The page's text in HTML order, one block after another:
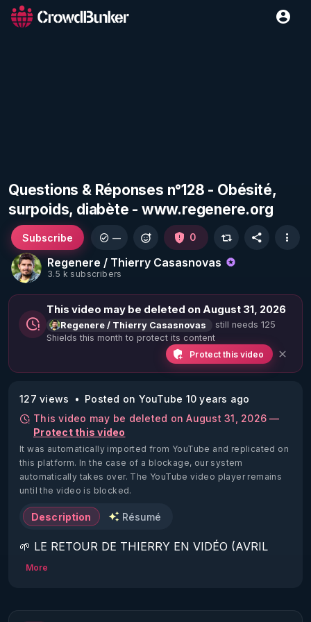
Questions & Réponses n°128 - Obésité,
surpoids, diabète - www.regenere.org
Regenere / Thierry Casasnovas
3.5 k subscribers
Subscribe — 0
This video may be deleted on August 31, 2026
Regenere / Thierry Casasnovas
still needs 125
Shields this month to protect its content
Protect this video
127 views
Posted on YouTube 10 years ago
This video may be deleted on August 31, 2026 —
Protect this video
It was automatically imported from YouTube and replicated on
this platform. In the case of a blockage, our system
automatically takes over. The YouTube video player remains
until the video is blocked.
Description Résumé
🌱 LE RETOUR DE THIERRY EN VIDÉO (AVRIL
2022)!
https://www.rgnr.fr/presentation.html
More